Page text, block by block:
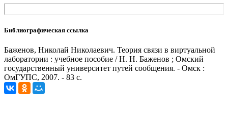
Библиографическая ссылка
Баженов, Николай Николаевич. Теория связи в виртуальной
лаборатории : учебное пособие / Н. Н. Баженов ; Омский
государственный университет путей сообщения. - Омск :
ОмГУПС, 2007. - 83 с.